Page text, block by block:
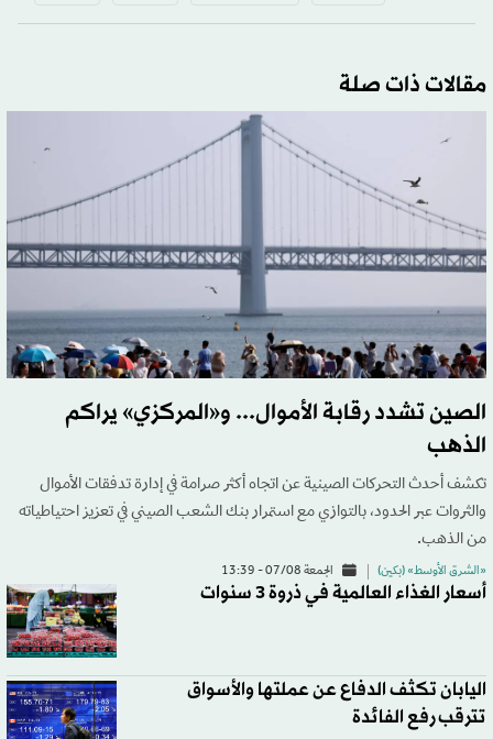
مقالات ذات صلة
الصين تشدد رقابة الأموال... و«المركزي» يراكم
الذهب
تكشف أحدث التحركات الصينية عن اتجاه أكثر صرامة في إدارة تدفقات الأموال
والثروات عبر الحدود، بالتوازي مع استمرار بنك الشعب الصيني في تعزيز احتياطياته
من الذهب.
«الشرق الأوسط» (بكين) الجمعة 07/08 - 13:39
أسعار الغذاء العالمية في ذروة 3 سنوات
اليابان تكثف الدفاع عن عملتها والأسواق
تترقب رفع الفائدة